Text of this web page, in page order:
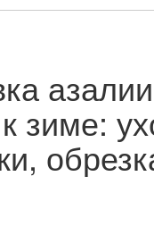
азалии
зиме: